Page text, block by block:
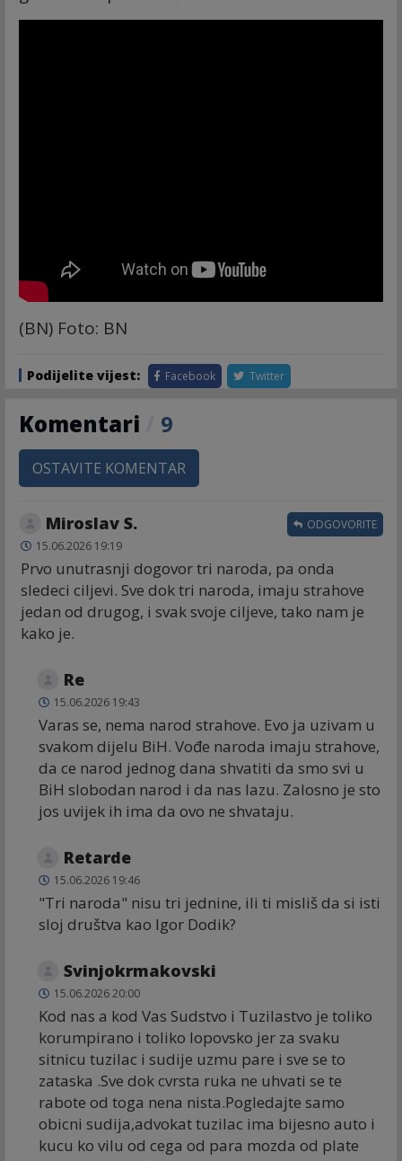
(BN) Foto: BN
Podijelite vijest: Facebook Twitter
Komentari 9
OSTAVITE KOMENTAR
Miroslav S.
15.06.2026 19:19
Prvo unutrasnji dogovor tri naroda, pa onda
sledeci ciljevi. Sve dok tri naroda, imaju strahove
jedan od drugog, i svak svoje ciljeve, tako nam je
kako je.
ODGOVORITE
Re
15.06.2026 19:43
Varas se, nema narod strahove. Evo ja uzivam u
svakom dijelu BiH. Vođe naroda imaju strahove,
da ce narod jednog dana shvatiti da smo svi u
BiH slobodan narod i da nas lazu. Zalosno je sto
jos uvijek ih ima da ovo ne shvataju.
Retarde
15.06.2026 19:46
"Tri naroda" nisu tri jednine, ili ti misliš da si isti
sloj društva kao Igor Dodik?
Svinjokrmakovski
15.06.2026 20:00
Kod nas a kod Vas Sudstvo i Tuzilastvo je toliko
korumpirano i toliko lopovsko jer za svaku
sitnicu tuzilac i sudije uzmu pare i sve se to
zataska .Sve dok cvrsta ruka ne uhvati se te
rabote od toga nena nista.Pogledajte samo
obicni sudija,advokat tuzilac ima bijesno auto i
kucu ko vilu od cega od para mozda od plate